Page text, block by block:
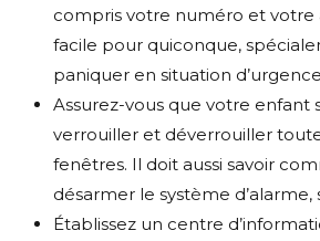
compris votre numéro et votre
facile pour quiconque,
paniquer en situation
Assurez-vous que votre enfant
verrouiller et déverrouiller
fenêtres. Il doit aussi savoir
désarmer le système d’alarme,
Établissez un centre